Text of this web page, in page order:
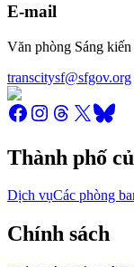
E-mail
Văn phòng Sáng
transcitysf@sfgov.org
Thành phố
Dịch vụCác phòng
Chính sách